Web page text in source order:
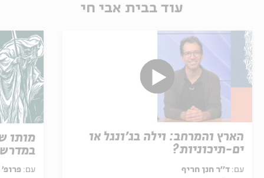
עוד בבית אבי חי
הארץ והמרחב: וילה בג'ונגל או
ים-תיכוניות?
עם: ד׳׳ר חנן חריף
מותו
עם: פרופ' אביגדור שנאן